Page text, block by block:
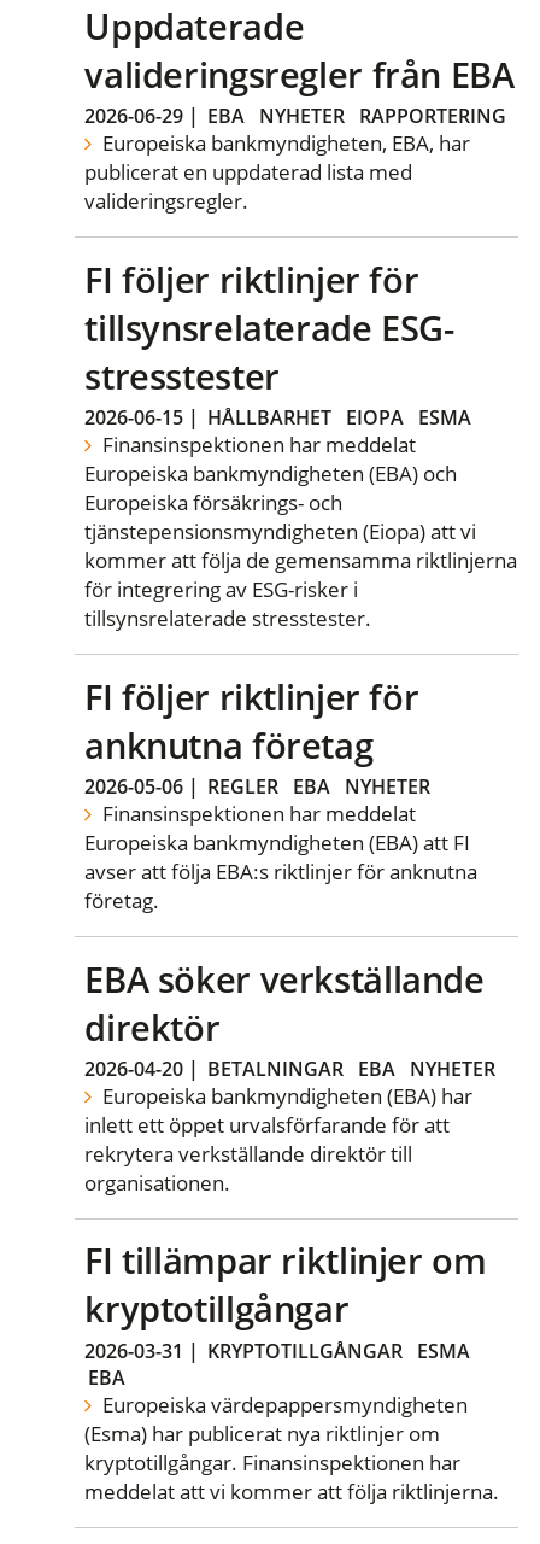
Uppdaterade
valideringsregler från EBA
2026-06-29 | EBA NYHETER RAPPORTERING
Europeiska bankmyndigheten, EBA, har
publicerat en uppdaterad lista med
valideringsregler.
FI följer riktlinjer för
tillsynsrelaterade ESG-
stresstester
2026-06-15 | HÅLLBARHET EIOPA ESMA
Finansinspektionen har meddelat
Europeiska bankmyndigheten (EBA) och
Europeiska försäkrings- och
tjänstepensionsmyndigheten (Eiopa) att vi
kommer att följa de gemensamma riktlinjerna
för integrering av ESG-risker i
tillsynsrelaterade stresstester.
FI följer riktlinjer för
anknutna företag
2026-05-06 | REGLER EBA NYHETER
Finansinspektionen har meddelat
Europeiska bankmyndigheten (EBA) att FI
avser att följa EBA:s riktlinjer för anknutna
företag.
EBA söker verkställande
direktör
2026-04-20 | BETALNINGAR EBA NYHETER
Europeiska bankmyndigheten (EBA) har
inlett ett öppet urvalsförfarande för att
rekrytera verkställande direktör till
organisationen.
FI tillämpar riktlinjer om
kryptotillgångar
2026-03-31 | KRYPTOTILLGÅNGAR ESMA
EBA
Europeiska värdepappersmyndigheten
(Esma) har publicerat nya riktlinjer om
kryptotillgångar. Finansinspektionen har
meddelat att vi kommer att följa riktlinjerna.